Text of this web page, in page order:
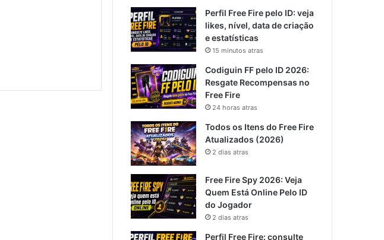
Perfil Free Fire pelo ID: veja
likes, nível, data de criação
e estatísticas
15 minutos atras
Codiguin FF pelo ID 2026:
Resgate Recompensas no
Free Fire
24 horas atras
Todos os Itens do Free Fire
Atualizados (2026)
2 dias atras
Free Fire Spy 2026: Veja
Quem Está Online Pelo ID
do Jogador
2 dias atras
Perfil Free Fire: consulte